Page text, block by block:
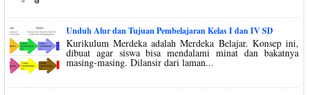
Unduh Alur dan Tujuan Pembelajaran Kelas I dan IV SD
Kurikulum Merdeka adalah Merdeka Belajar. Konsep ini,
dibuat agar siswa bisa mendalami minat dan bakatnya
masing-masing. Dilansir dari laman...